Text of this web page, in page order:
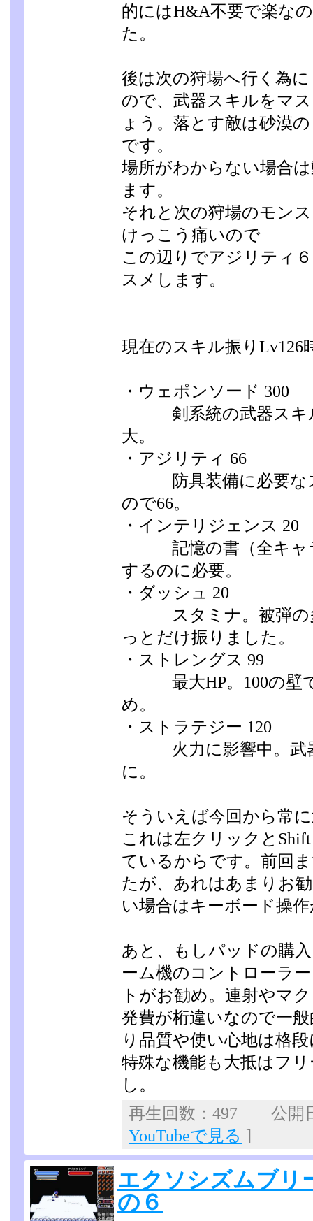
的にはH&A不要で楽な
た。
後は次の狩場へ行く為
ので、武器スキルをマ
ょう。落とす敵は砂漠
です。
場所がわからない場合
ます。
それと次の狩場のモン
けっこう痛いので
この辺りでアジリティ
スメします。
現在のスキル振りLv126
・ウェポンソード 300
剣系統の武器スキル
大。
・アジリティ 66
防具装備に必要なス
ので66。
・インテリジェンス 20
記憶の書（全キャラ
するのに必要。
・ダッシュ 20
スタミナ。被弾の多
っとだけ振りました。
・ストレングス 99
最大HP。100の壁で
め。
・ストラテジー 120
火力に影響中。武器
に。
そういえば今回から常
これは左クリックと
ているからです。前回
たが、あれはあま­りお
い場合はキーボード操
あと、もしパッドの購
ーム機のコントローラ
トがお勧め。連射やマ
発費が桁違いなので一
り品質や使い心地は格
特殊な機能も大抵はフ
し。
再生回数：497 公開
YouTubeで見る ]
エクソシズムブ
の６